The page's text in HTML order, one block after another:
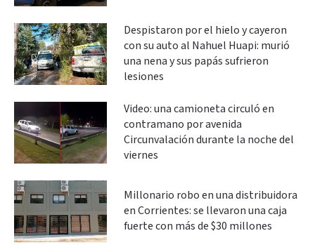
Despistaron por el hielo y cayeron
con su auto al Nahuel Huapi: murió
una nena y sus papás sufrieron
lesiones
Video: una camioneta circuló en
contramano por avenida
Circunvalación durante la noche del
viernes
Millonario robo en una distribuidora
en Corrientes: se llevaron una caja
fuerte con más de $30 millones